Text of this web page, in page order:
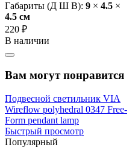
Габариты (Д Ш В): 9 × 4.5 ×
4.5 cм
220 ₽
В наличии
Вам могут понравится
Подвесной светильник VIA
Wireflow polyhedral 0347 Free-
Form pendant lamp
Быстрый просмотр
Популярный